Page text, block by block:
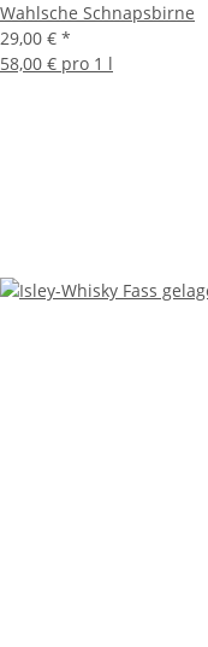
Wahlsche Schnapsbirne
29,00 € *
58,00 € pro 1 l